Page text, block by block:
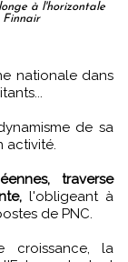
à l'horizontale
de sa
activité.
traverse
l'obligeant à
de PNC.
croissance, la